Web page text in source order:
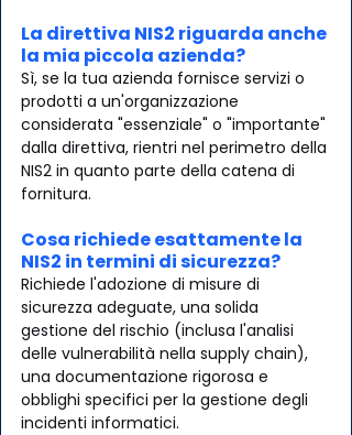
La direttiva NIS2 riguarda anche
la mia piccola azienda?
Sì, se la tua azienda fornisce servizi o
prodotti a un'organizzazione
considerata "essenziale" o "importante"
dalla direttiva, rientri nel perimetro della
NIS2 in quanto parte della catena di
fornitura.
Cosa richiede esattamente la
NIS2 in termini di sicurezza?
Richiede l'adozione di misure di
sicurezza adeguate, una solida
gestione del rischio (inclusa l'analisi
delle vulnerabilità nella supply chain),
una documentazione rigorosa e
obblighi specifici per la gestione degli
incidenti informatici.